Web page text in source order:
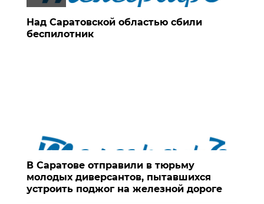
Над Саратовской областью сбили
беспилотник
В Саратове отправили в тюрьму
молодых диверсантов, пытавшихся
устроить поджог на железной дороге